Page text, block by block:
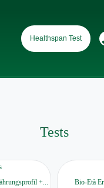
Healthspan Test
Tests
+...
Bio-Età